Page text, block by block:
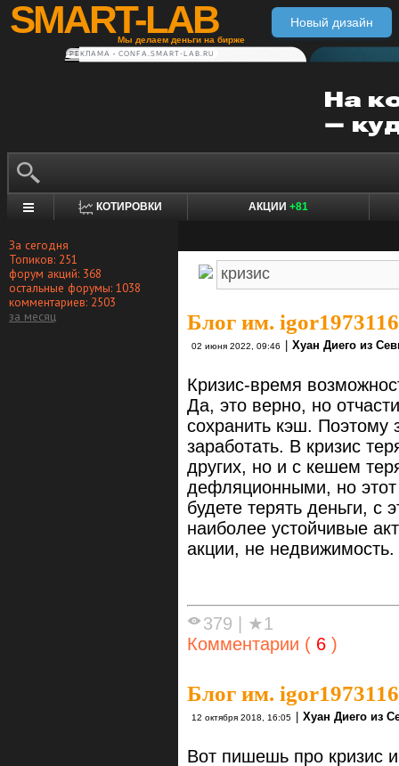
SMART-LAB
Мы делаем деньги на бирже
Новый дизайн
РЕКЛАМА • CONFA.SMART-LAB.RU
КОТИРОВКИ АКЦИИ +81
За сегодня
Топиков: 251
форум акций: 368
остальные форумы: 1038
комментариев: 2503
за месяц
Блог им. igor1973116
02 июня 2022, 09:46 Хуан Диего из
Кризис-время
Да, это верно, но
сохранить кэш. Поэтому
заработать. В кризис
других, но и с кешем
дефляционными, но
будете терять деньги, с
наиболее устойчивые
акции, не
379 | ★1
Комментарии ( 6 )
Блог им. igor1973116
12 октября 2018, 16:05 | Хуан Диего из
Вот пишешь про кризис